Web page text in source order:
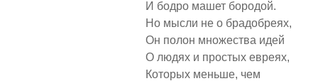
И бодро машет бородой.
Но мысли не о брадобреях,
Он полон множества идей
О людях и простых евреях,
Которых меньше, чем